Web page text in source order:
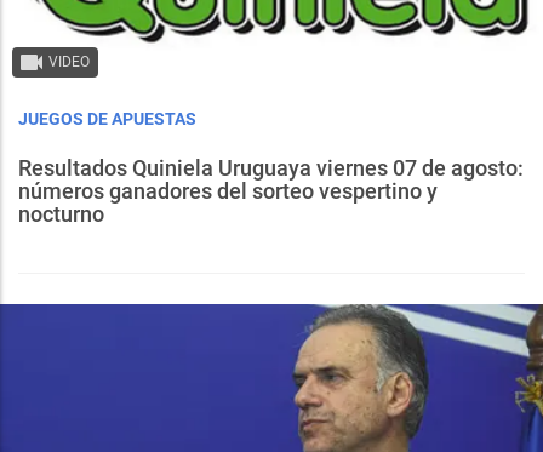
VIDEO
JUEGOS DE APUESTAS
Resultados Quiniela Uruguaya viernes 07 de agosto:
números ganadores del sorteo vespertino y
nocturno